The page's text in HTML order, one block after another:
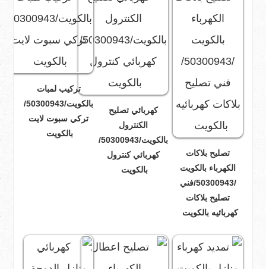
تصليح بلاكات
الكهرباء بالكويت
/50300943/فني
تصليح بلاكات
كهربائيه بالكويت
كهربائي تصليح
الكنترول
بالكويت/50300943/
كهربائي كنترول
بالكويت
تركيب لمبات
بالكويت/50300943/
تركي سبوت لايت
بالكويت